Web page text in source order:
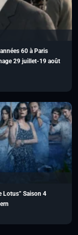
60 à Paris
29 juillet-19 août
Lotus” Saison 4